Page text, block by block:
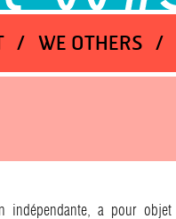
WE OTHERS
indépendante, a pour objet